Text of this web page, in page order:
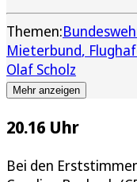
Themen:
Mieterbund
Olaf Scholz
Mehr anzeigen
20.16 Uhr
Bei den